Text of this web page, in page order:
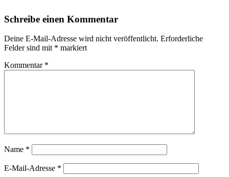
Schreibe einen Kommentar
Deine E-Mail-Adresse wird nicht veröffentlicht. Erforderliche
Felder sind mit * markiert
Kommentar *
Name *
E-Mail-Adresse *